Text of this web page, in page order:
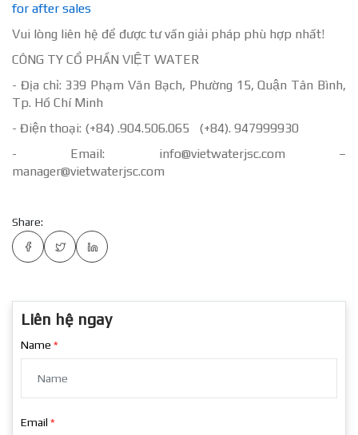
for after sales
Vui lòng liên hệ để được tư vấn giải pháp phù hợp nhất!
CÔNG TY CỔ PHẦN VIỆT WATER
- Địa chỉ: 339 Phạm Văn Bạch, Phường 15, Quận Tân Bình,
Tp. Hồ Chí Minh
- Điện thoại: (+84) .904.506.065 (+84). 947999930
- Email: info@vietwaterjsc.com –
manager@vietwaterjsc.com
Share:
Liên hệ ngay
Name
Email